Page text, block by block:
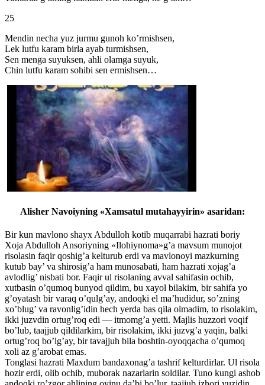
25
Mendin necha yuz jurmu gunoh ko’rmishsen,
Lek lutfu karam birla ayab turmishsen,
Sen menga suyuksen, ahli olamga suyuk,
Chin lutfu karam sohibi sen ermishsen…
Alisher Navoiyning «Xamsatul mutahayyirin» asaridan:
Bir kun mavlono shayx Abdulloh kotib muqarrabi hazrati boriy
Xoja Abdulloh Ansoriyning «Ilohiynoma»g’a mavsum munojot
risolasin faqir qoshig’a kelturub erdi va mavlonoyi mazkurning
kutub bay’ va shirosig’a ham munosabati, ham hazrati xojag’a
avlodlig’ nisbati bor. Faqir ul risolaning avval sahifasin ochib,
xutbasin o’qumoq bunyod qildim, bu xayol bilakim, bir sahifa yo
g’oyatash bir varaq o’qulg’ay, andoqki el ma’hudidur, so’zning
xo’blug’ va ravonlig’idin hech yerda bas qila olmadim, to risolakim,
ikki juzvdin ortug’roq edi — itmomg’a yetti. Majlis huzzori voqif
bo’lub, taajjub qildilarkim, bir risolakim, ikki juzvg’a yaqin, balki
ortug’roq bo’lg’ay, bir tavajjuh bila boshtin-oyoqqacha o’qumoq
xoli az g’arobat emas.
Tonglasi hazrati Maxdum bandaxonag’a tashrif kelturdirlar. Ul risola
hozir erdi, olib ochib, muborak nazarlarin soldilar. Tuno kungi ashob